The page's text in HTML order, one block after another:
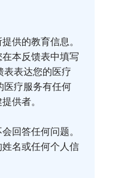
供的教育信息。
本反馈表中填写
表表达您的医疗
医疗服务有任何
供者。
回答任何问题。
名或任何个人信